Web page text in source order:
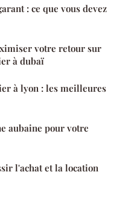
: ce que vous devez
votre retour sur
à dubaï
à lyon : les meilleures
aubaine pour votre
l'achat et la location